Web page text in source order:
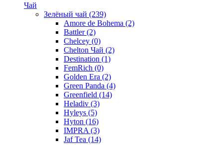
Чай
Зелёный чай (239)
Amore de Bohema (2)
Battler(2)
Chelcey (0)
Chelton Чай (2)
Destination (1)
FemRich (0)
Golden Era (2)
Green Panda (4)
Greenfield (14)
Heladiv (3)
Hyleys (5)
Hyton (16)
IMPRA (3)
Jaf Tea (14)